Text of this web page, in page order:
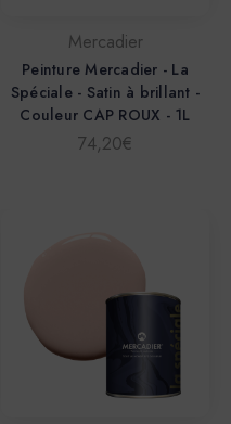
Mercadier
Peinture Mercadier - La
Spéciale - Satin à brillant -
Couleur CAP ROUX - 1L
74,20€